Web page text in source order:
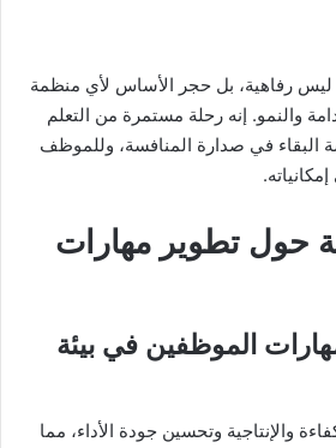
رفاهية، بل حجر الأساس لأي منظمة
والنمو. إنه رحلة مستمرة من التعلم
البقاء في صدارة المنافسة، وللموظف
حول تطوير مهارات
الموظفين في بيئة
والإنتاجية وتحسين جودة الأداء، مما